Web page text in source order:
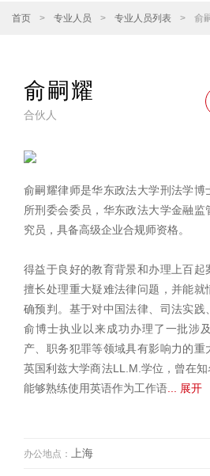
首页 > 专业人员 > 专业人员列表 > 俞
俞嗣耀
合伙人
俞嗣耀律师是华东政法大学刑法学博
所刑委会委员，华东政法大学金融
究员，具备高级企业合规师资格。
得益于良好的教育背景和办理上百
擅长处理重大疑难法律问题，并能
确预判。基于对中国法律、司法实践
俞博士执业以来成功办理了一批涉
产、职务犯罪等领域具有影响力的重
英国利兹大学商法LL.M.学位，曾在知
能够熟练使用英语作为工作语 ... 展开
办公地点： 上海